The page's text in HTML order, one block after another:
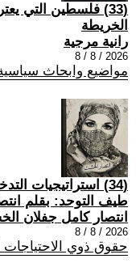
(33) فلسطين التي
الخريطة
رانية مرجية
2026 / 8 / 8
مواضيع وابحاث
(34) استراتيجيات
طيف التوحد: بقلم
انتصار كامل جفلان
2026 / 8 / 8
حقوق ذوي الاحتياجات